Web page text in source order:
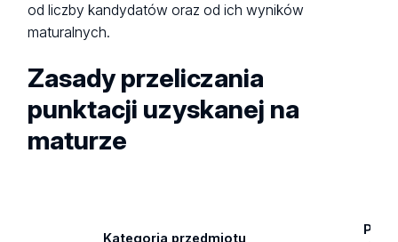
od liczby kandydatów oraz od ich wyników
maturalnych.
Zasady przeliczania
punktacji uzyskanej na
maturze
Kategoria przedmiotu